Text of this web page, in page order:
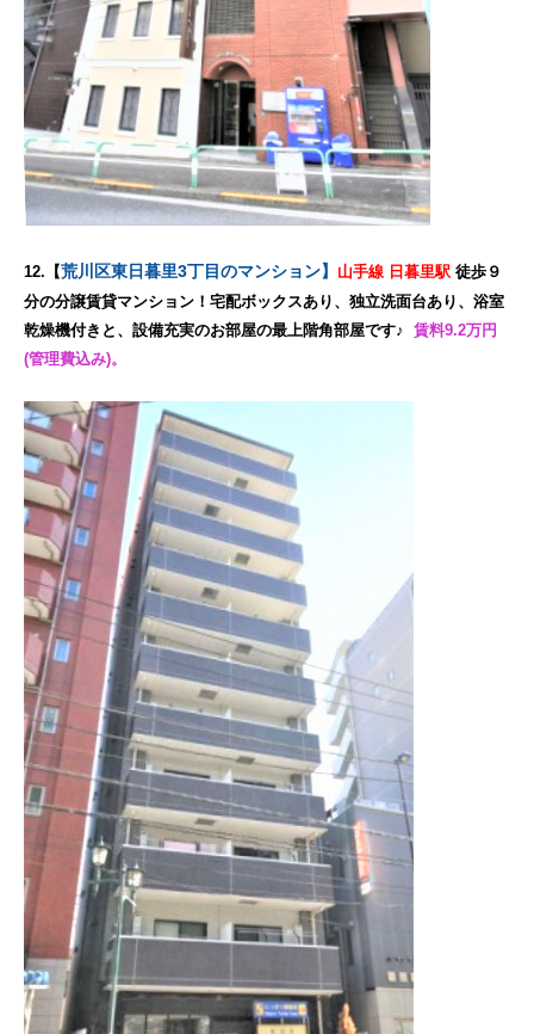
12.【荒川区東日暮里3丁目のマンション】 山手線 日暮里駅 徒歩９
分の分譲賃貸マンション！宅配ボックスあり、独立洗面台あり、浴室
乾燥機付きと、設備充実のお部屋の最上階角部屋です♪ 賃料9.2万円
(管理費込み)。